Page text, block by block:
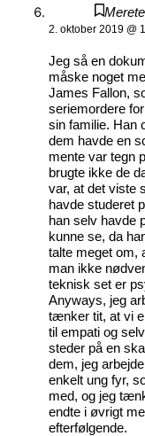
Merete
2. oktober 2019 @
Jeg så en
måske noget
James Fallon,
seriemordere
sin familie. Han
dem havde en
mente var tegn
brugte ikke de
var, at det viste
havde studeret
han selv havde
kunne se, da
talte meget om,
man ikke
teknisk set er
Anyways, jeg
tænker tit, at vi
til empati og
steder på en
dem, jeg
enkelt ung fyr,
med, og jeg
endte i øvrigt
efterfølgende.